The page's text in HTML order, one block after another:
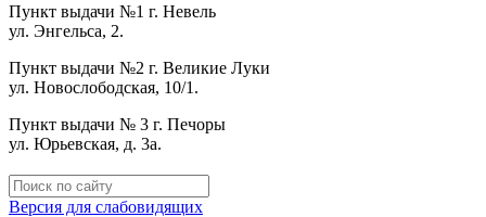
Пункт выдачи №1 г. Невель
ул. Энгельса, 2.
Пункт выдачи №2 г. Великие Луки
ул. Новослободская, 10/1.
Пункт выдачи № 3 г. Печоры
ул. Юрьевская, д. 3а.
Версия для слабовидящих